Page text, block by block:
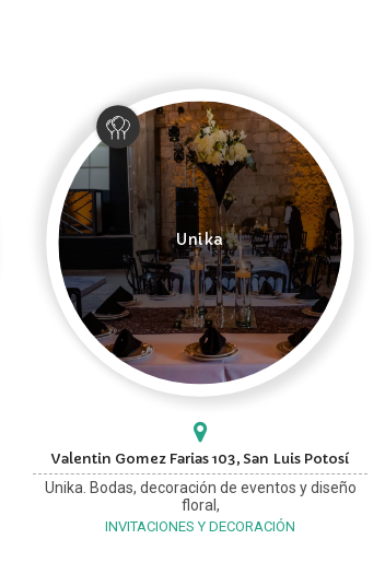
Unika
Valentin Gomez Farias 103, San Luis Potosí
Unika. Bodas, decoración de eventos y diseño
floral,
INVITACIONES Y DECORACIÓN